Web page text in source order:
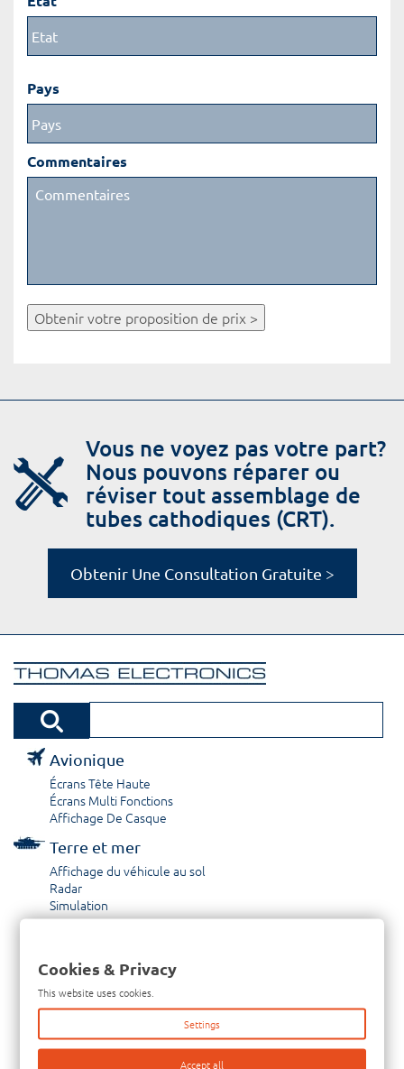
Pays
Commentaires
Obtenir votre proposition de prix >
Vous ne voyez pas votre part?
Nous pouvons réparer ou
réviser tout assemblage de
tubes cathodiques (CRT).
Obtenir Une Consultation Gratuite >
Avionique
Écrans Tête Haute
Écrans Multi Fonctions
Affichage De Casque
Terre et mer
Affichage du véhicule au sol
Radar
Simulation
Réhabilitation CRT
Capacités
À propos / Historique
Carrières
Cookies & Privacy
This website uses cookies.
Settings
Accept all